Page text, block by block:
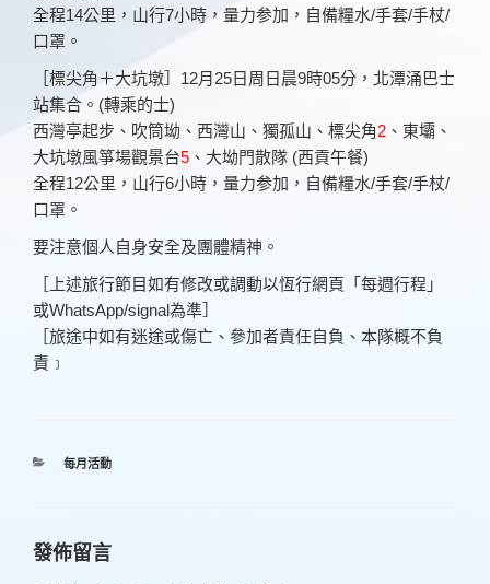
全程14公里，山行7小時，量力参加，自備糧水/手套/手杖/
口罩。
［標尖角＋大坑墩］12月25日周日晨9時05分，北潭涌巴士
站集合。(轉乘的士)
西灣亭起步、吹筒坳、西灣山、獨孤山、標尖角2 、東壩、
大坑墩風箏場觀景台5 、大坳門散隊 (西貢午餐)
全程12公里，山行6小時，量力参加，自備糧水/手套/手杖/
口罩。
要注意個人自身安全及團體精神。
［上述旅行節目如有修改或調動以恆行網頁「每週行程」
或WhatsApp/signal為準］
［旅途中如有迷途或傷亡、參加者責任自負、本隊概不負
責﹞
分
每月活動
發佈留言